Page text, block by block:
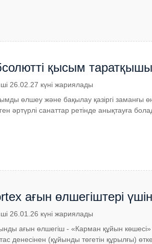
қысым
26.02.27 күні жариялады
өлшеу және бақылау қазіргі заманғы
әртүрлі санаттар ретінде анықтауға
ағын өлшегіштері
қашан қажет?
26.01.26 күні жариялады
ағын өлшегіш - «Карман құйын
денесінен (құйынды төгетін құрылғы)